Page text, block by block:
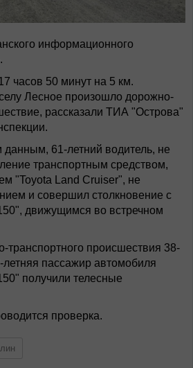
информационного
часов 50 минут на 5 км.
Лесное произошло дорожно-
рассказали ТИА "Острова"
61-летний водитель, не
транспортным средством,
"Toyota Land Cruiser", не
и совершил столкновение с
движущимся во встречном
транспортного происшествия 38-
летняя пассажир автомобиля
получили телесные
проверка.